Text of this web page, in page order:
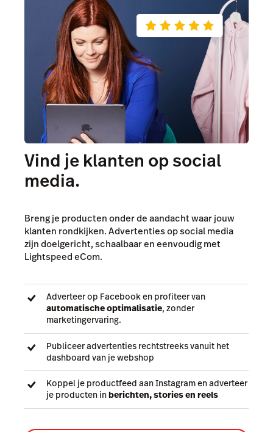
Vind je klanten op social
media.
Breng je producten onder de aandacht waar jouw
klanten rondkijken. Advertenties op social media
zijn doelgericht, schaalbaar en eenvoudig met
Lightspeed eCom.
Adverteer op Facebook en profiteer van
automatische optimalisatie, zonder
marketingervaring.
Publiceer advertenties rechtstreeks vanuit het
dashboard van je webshop
Koppel je productfeed aan Instagram en adverteer
je producten inberichten, stories en reels